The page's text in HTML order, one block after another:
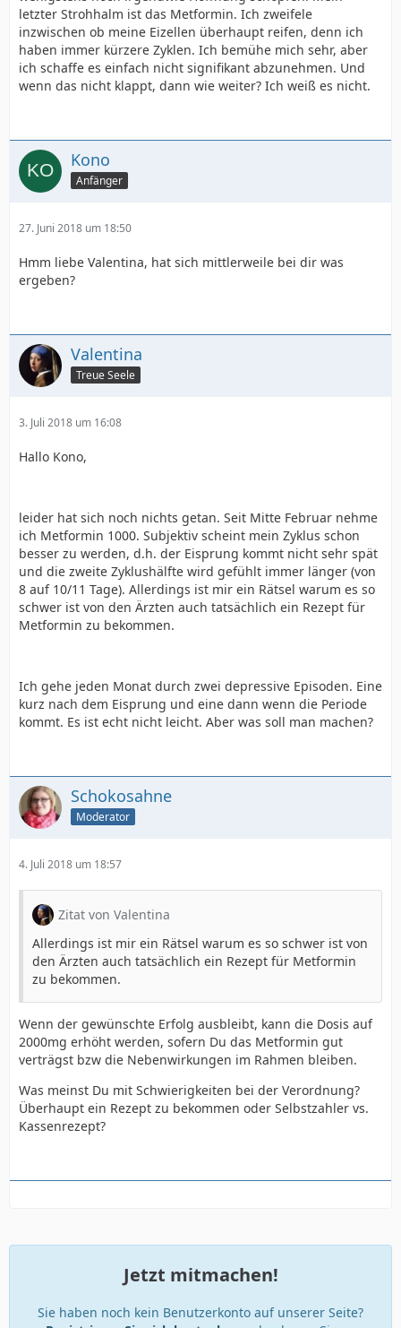
letzter Strohhalm ist das Metformin. Ich zweifele
inzwischen ob meine Eizellen überhaupt reifen, denn ich
haben immer kürzere Zyklen. Ich bemühe mich sehr, aber
ich schaffe es einfach nicht signifikant abzunehmen. Und
wenn das nicht klappt, dann wie weiter? Ich weiß es nicht.
Kono
Anfänger
27. Juni 2018 um 18:50
Hmm liebe Valentina, hat sich mittlerweile bei dir was
ergeben?
Valentina
Treue Seele
3. Juli 2018 um 16:08
Hallo Kono,
leider hat sich noch nichts getan. Seit Mitte Februar nehme
ich Metformin 1000. Subjektiv scheint mein Zyklus schon
besser zu werden, d.h. der Eisprung kommt nicht sehr spät
und die zweite Zyklushälfte wird gefühlt immer länger (von
8 auf 10/11 Tage). Allerdings ist mir ein Rätsel warum es so
schwer ist von den Ärzten auch tatsächlich ein Rezept für
Metformin zu bekommen.
Ich gehe jeden Monat durch zwei depressive Episoden. Eine
kurz nach dem Eisprung und eine dann wenn die Periode
kommt. Es ist echt nicht leicht. Aber was soll man machen?
Schokosahne
Moderator
4. Juli 2018 um 18:57
Zitat von Valentina
Allerdings ist mir ein Rätsel warum es so schwer ist von
den Ärzten auch tatsächlich ein Rezept für Metformin
zu bekommen.
Wenn der gewünschte Erfolg ausbleibt, kann die Dosis auf
2000mg erhöht werden, sofern Du das Metformin gut
verträgst bzw die Nebenwirkungen im Rahmen bleiben.
Was meinst Du mit Schwierigkeiten bei der Verordnung?
Überhaupt ein Rezept zu bekommen oder Selbstzahler vs.
Kassenrezept?
Jetzt mitmachen!
Sie haben noch kein Benutzerkonto auf unserer Seite?